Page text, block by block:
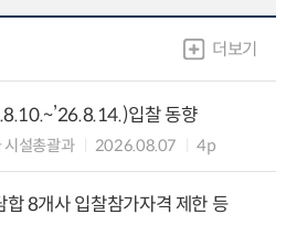
더보기
입찰 동향
시설총괄과 2026.08.07 4p
합 8개사 입찰참가자격 제한 등